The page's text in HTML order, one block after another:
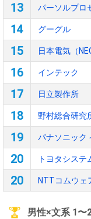
13 パーソルプロ
14 グーグル
15 日本電気（
16 インテック
17 日立製作所
18 野村総合研究
19 パナソニック
20 トヨタシステ
20 NTTコムウェ
男性×文系 1〜